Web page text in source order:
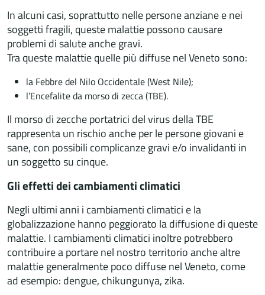
In alcuni casi, soprattutto nelle persone anziane e nei
soggetti fragili, queste malattie possono causare
problemi di salute anche gravi.
Tra queste malattie quelle più diffuse nel Veneto sono:
la Febbre del Nilo Occidentale (West Nile);
l’Encefalite da morso di zecca (TBE).
Il morso di zecche portatrici del virus della TBE
rappresenta un rischio anche per le persone giovani e
sane, con possibili complicanze gravi e/o invalidanti in
un soggetto su cinque.
Gli effetti dei cambiamenti climatici
Negli ultimi anni i cambiamenti climatici e la
globalizzazione hanno peggiorato la diffusione di queste
malattie. I cambiamenti climatici inoltre potrebbero
contribuire a portare nel nostro territorio anche altre
malattie generalmente poco diffuse nel Veneto, come
ad esempio: dengue, chikungunya, zika.